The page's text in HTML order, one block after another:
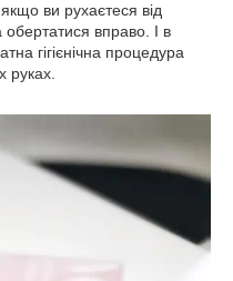
ви рухаєтеся від
вправо. І в
гігієнічна процедура
руках.